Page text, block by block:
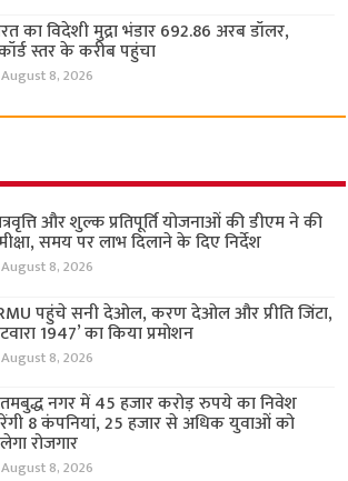
का विदेशी मुद्रा भंडार 692.86 अरब डॉलर,
स्तर के करीब पहुंचा
August 8, 2026
और शुल्क प्रतिपूर्ति योजनाओं की डीएम ने की
समय पर लाभ दिलाने के दिए निर्देश
August 8, 2026
पहुंचे सनी देओल, करण देओल और प्रीति जिंटा,
1947’ का किया प्रमोशन
August 8, 2026
नगर में 45 हजार करोड़ रुपये का निवेश
8 कंपनियां, 25 हजार से अधिक युवाओं को
रोजगार
August 8, 2026